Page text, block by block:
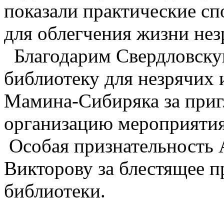
показали практические
для облегчения жизни
Благодарим
библиотеку для
Мамина-Сибиряка за
организацию
Особая
Викторову за блестящее
библиотеки.